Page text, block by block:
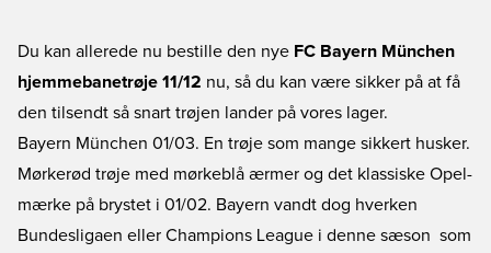
Du kan allerede nu bestille den nye FC Bayern München
hjemmebanetrøje 11/12 nu, så du kan være sikker på at få
den tilsendt så snart trøjen lander på vores lager.
Bayern München 01/03. En trøje som mange sikkert husker.
Mørkerød trøje med mørkeblå ærmer og det klassiske Opel-
mærke på brystet i 01/02. Bayern vandt dog hverken
Bundesligaen eller Champions League i denne sæson  som